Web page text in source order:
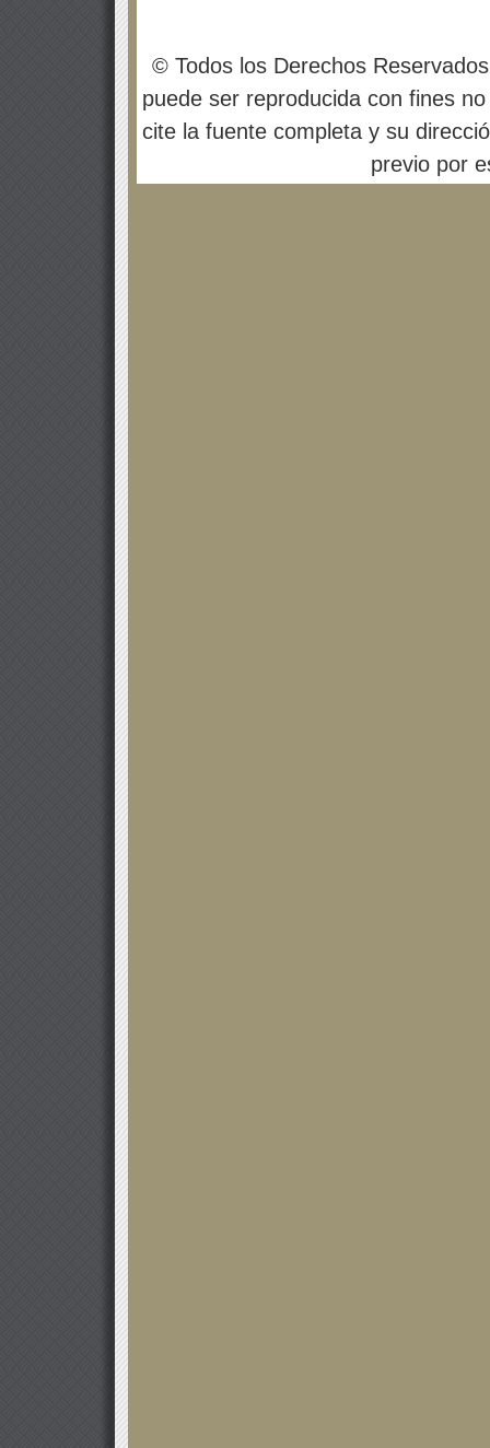
© Todos los Derechos
puede ser reproducida con fines
cite la fuente completa y su
previo por